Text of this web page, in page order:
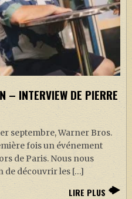
– INTERVIEW DE PIERRE
septembre, Warner Bros.
fois un événement
de Paris. Nous nous
de découvrir les […]
LIRE PLUS